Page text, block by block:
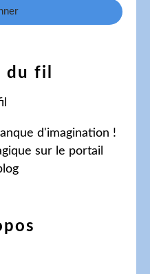
du fil
d'imagination !
sur le portail